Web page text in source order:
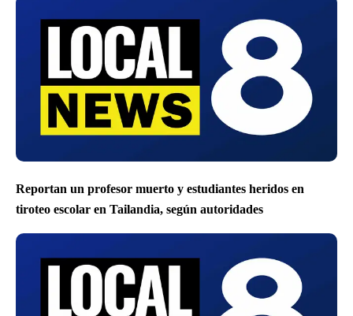
Reportan un profesor muerto y estudiantes heridos en
tiroteo escolar en Tailandia, según autoridades